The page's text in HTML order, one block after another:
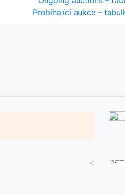
Probíhající aukce –
<